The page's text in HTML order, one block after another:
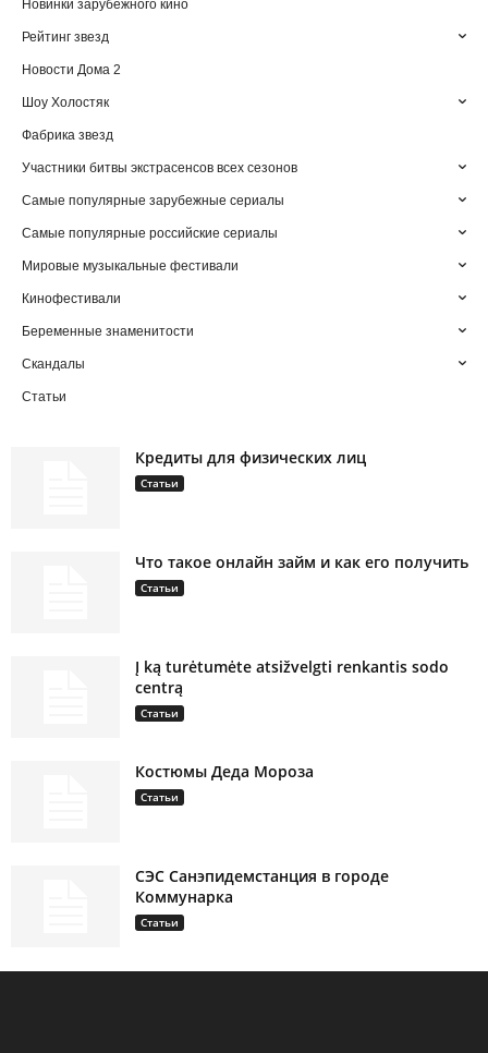
Новинки зарубежного кино
Рейтинг звезд
Новости Дома 2
Шоу Холостяк
Фабрика звезд
Участники битвы экстрасенсов всех сезонов
Самые популярные зарубежные сериалы
Самые популярные российские сериалы
Мировые музыкальные фестивали
Кинофестивали
Беременные знаменитости
Скандалы
Статьи
Кредиты для физических лиц
Статьи
Что такое онлайн займ и как его получить
Статьи
Į ką turėtumėte atsižvelgti renkantis sodo
centrą
Статьи
Костюмы Деда Мороза
Статьи
СЭС Санэпидемстанция в городе
Коммунарка
Статьи